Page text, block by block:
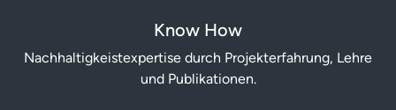
Know How
Nachhaltigkeist­expertise durch Projekt­erfahrung, Lehre
und Publikationen.